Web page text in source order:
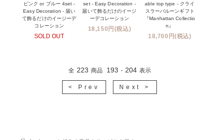
ピンク or ブルー 4set -
Easy Decoration - 届い
て飾るだけのイージーデ
コレーション
SOLD OUT
set - Easy Decoration -
届いて飾るだけのイージ
ーデコレーション
18,150円(税込)
able top type - クライ
スラーバルーンギフト
『Manhattan Collectio
n』
18,700円(税込)
全 223 商品 193 - 204 表示
< Prev Next >